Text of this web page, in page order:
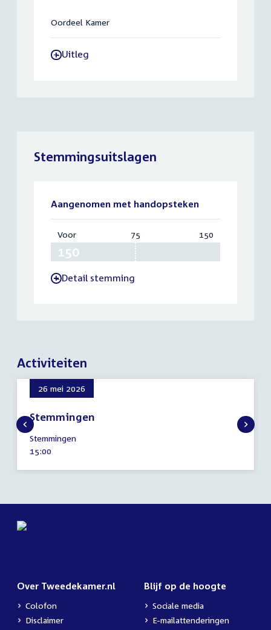
Oordeel Kamer
-Uitleg
Stemmingsuitslagen
Aangenomen met handopsteken
Voor:
150
75 150
-Detail stemming
Activiteiten
26 mei 2026
Stemmingen
26
mei
2026
Stemmingen
Tijd
15:00
Over Tweedekamer.nl
Colofon
Disclaimer
Blijf op de hoogte
Sociale media
E-mailattenderingen